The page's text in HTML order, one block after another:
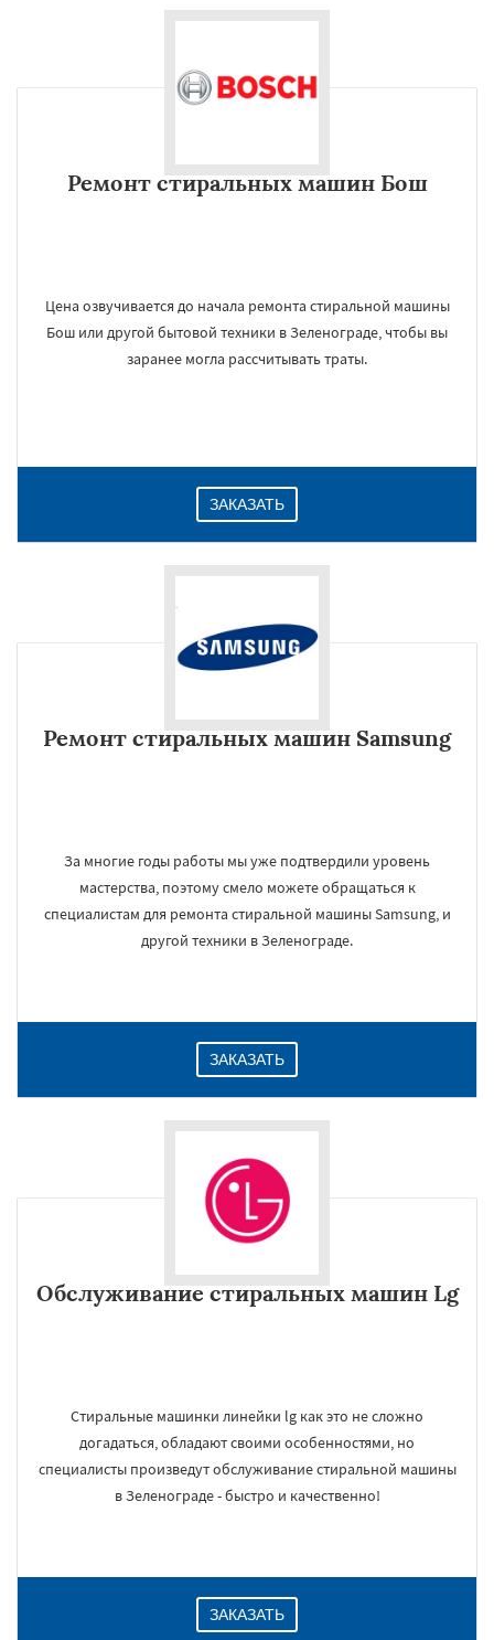
Ремонт стиральных машин Бош
Цена озвучивается до начала ремонта стиральной машины
Бош или другой бытовой техники в Зеленограде, чтобы вы
заранее могла рассчитывать траты.
ЗАКАЗАТЬ
Ремонт стиральных машин Samsung
За многие годы работы мы уже подтвердили уровень
мастерства, поэтому смело можете обращаться к
специалистам для ремонта стиральной машины Samsung, и
другой техники в Зеленограде.
ЗАКАЗАТЬ
Обслуживание стиральных машин Lg
Стиральные машинки линейки lg как это не сложно
догадаться, обладают своими особенностями, но
специалисты произведут обслуживание стиральной машины
в Зеленограде - быстро и качественно!
ЗАКАЗАТЬ